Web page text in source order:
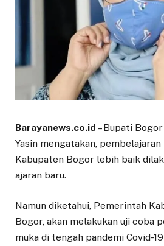
Barayanews.co.id – Bupati
Yasin mengatakan,
Kabupaten Bogor lebih baik
ajaran baru.
Namun diketahui, Pemerintah
Bogor, akan melakukan uji coba
muka di tengah pandemi Covid-